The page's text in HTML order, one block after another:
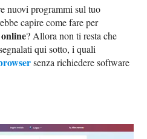
nuovi programmi sul tuo
capire come fare per
? Allora non ti resta che
qui sotto, i quali
senza richiedere software